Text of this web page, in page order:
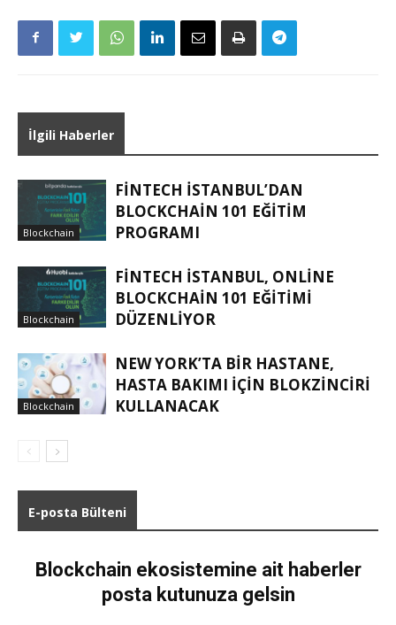
İlgili Haberler
Blockchain
FINTECH İSTANBUL’DAN
BLOCKCHAIN 101 EĞITIM
PROGRAMI
Blockchain
FINTECH İSTANBUL, ONLINE
BLOCKCHAIN 101 EĞITIMI
DÜZENLIYOR
Blockchain
NEW YORK’TA BIR HASTANE,
HASTA BAKIMI IÇIN BLOKZINCIRI
KULLANACAK
E-posta Bülteni
Blockchain ekosistemine ait haberler
posta kutunuza gelsin